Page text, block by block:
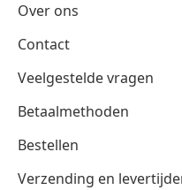
Over ons
Contact
Veelgestelde vragen
Betaalmethoden
Bestellen
Verzending en